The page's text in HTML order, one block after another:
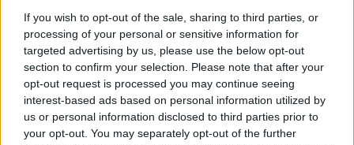
If you wish to opt-out of the sale, sharing to third parties, or
processing of your personal or sensitive information for
targeted advertising by us, please use the below opt-out
section to confirm your selection. Please note that after your
opt-out request is processed you may continue seeing
interest-based ads based on personal information utilized by
us or personal information disclosed to third parties prior to
your opt-out. You may separately opt-out of the further